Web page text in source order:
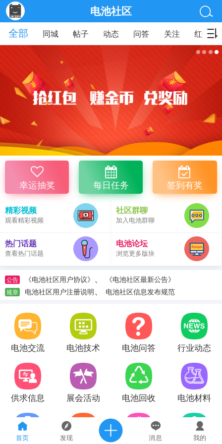
首页 发现 消息 我的
电池社区
全部
同城 帖子 动态 问答 关注 红包
幸运抽奖 每日任务 签到有奖
精彩视频
观看精彩视频
社区群聊
加入电池群聊
热门话题
查看热门话题
电池论坛
浏览更多版块
公告 《电池社区用户协议》 、 《电池社区最新公告》
规章 电池社区用户注册说明、 电池社区信息发布规范
电池交流 电池技术 电池问答 行业动态
供求信息 展会活动 电池回收 电池材料